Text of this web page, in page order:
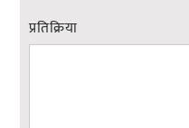
प्रतिक्रिया